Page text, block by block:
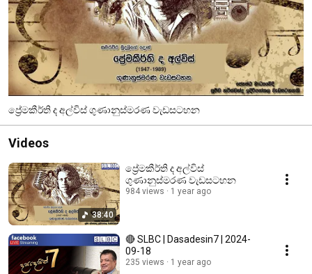
ප්‍රේමකීර්ති ද අල්විස් ගුණානුස්මරණ වැඩසටහන
Videos
38:40
ප්‍රේමකීර්ති ද අල්විස්
ගුණානුස්මරණ වැඩසටහන
984 views 1 year ago
🔴 SLBC | Dasadesin7 | 2024-
09-18
235 views 1 year ago